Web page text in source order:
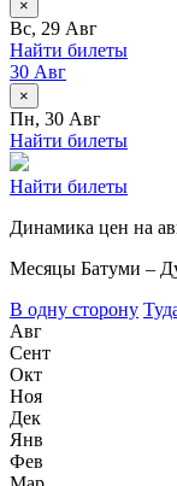
×
Вс, 29 Авг
Найти билеты
30 Авг
×
Пн, 30 Авг
Найти билеты
Найти билеты
Динамика цен на
Месяцы Батуми –
В одну сторону
Авг
Сент
Окт
Ноя
Дек
Янв
Фев